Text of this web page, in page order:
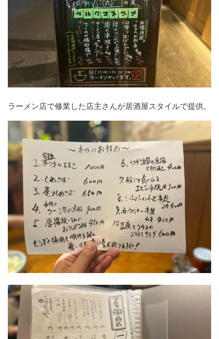
ラーメン店で修業した店主さんが居酒屋スタイルで提供。